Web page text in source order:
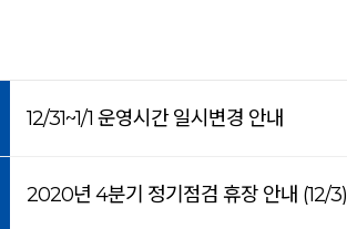
12/31~1/1 운영시간 일시변경 안내
2020년 4분기 정기점검 휴장 안내 (12/3)